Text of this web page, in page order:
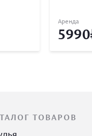
Аренда
5990
ТОВАРОВ